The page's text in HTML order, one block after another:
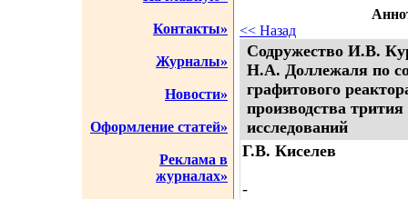
Контакты»
Журналы»
Новости»
Оформление статей»
Реклама в
журналах»
<< Назад
Содружество И.В.
Н.А. Доллежаля по
графитового
производства
исследований
Г.В. Киселев
-